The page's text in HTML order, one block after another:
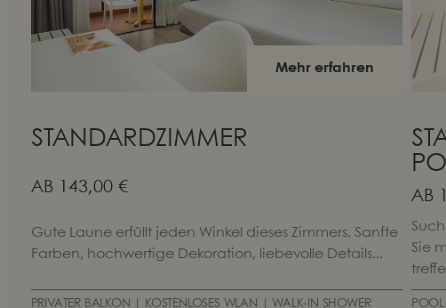
Mehr erfahren
STANDARDZIMMER
AB 143,00 €
Gute Laune erfüllt jeden Winkel dieses Zimmers. Sanfte
Farben, hochwertige Dekoration, liebevolle Details...
PRIVATER BALKON | KOSTENLOSES WLAN | WALK-IN SHOWER
AB
Sie